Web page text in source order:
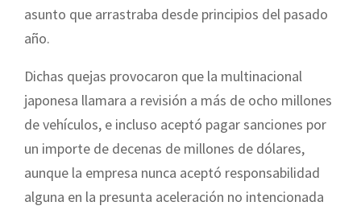
asunto que arrastraba desde principios del pasado
año.
Dichas quejas provocaron que la multinacional
japonesa llamara a revisión a más de ocho millones
de vehículos, e incluso aceptó pagar sanciones por
un importe de decenas de millones de dólares,
aunque la empresa nunca aceptó responsabilidad
alguna en la presunta aceleración no intencionada